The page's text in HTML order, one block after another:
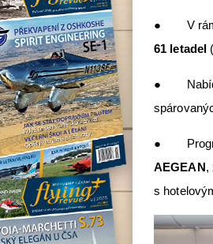
● V rámci
61 letadel
● Nabídla
●
AEGEAN,
s